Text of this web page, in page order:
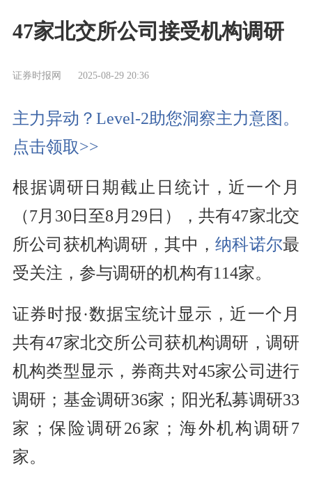
47家北交所公司接受机构调研
证券时报网 2025-08-29 20:36
主力异动？Level-2助您洞察主力意图。
点击领取>>
根据调研日期截止日统计，近一个月
（7月30日至8月29日），共有47家北交
所公司获机构调研，其中，纳科诺尔最
受关注，参与调研的机构有114家。
证券时报·数据宝统计显示，近一个月
共有47家北交所公司获机构调研，调研
机构类型显示，券商共对45家公司进行
调研；基金调研36家；阳光私募调研33
家；保险调研26家；海外机构调研7
家。